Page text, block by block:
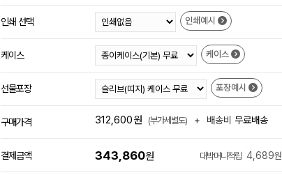
인쇄 선택 인쇄예시
케이스 케이스
선물포장 포장예시
구매가격 312,600원 (부가세별도) + 배송비 무료배송
결제금액 343,860원 대박머니적립 4,689원